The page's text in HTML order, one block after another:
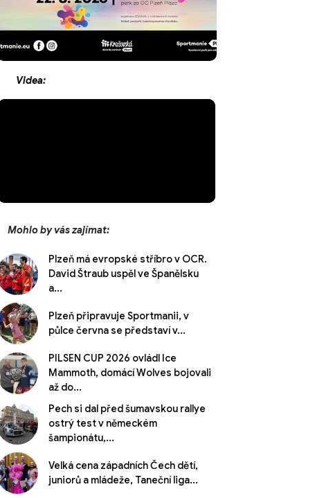
Videa:
Mohlo by vás zajímat:
Plzeň má evropské stříbro v OCR.
David Štraub uspěl ve Španělsku
a...
Plzeň připravuje Sportmanii, v
půlce června se představí v...
PILSEN CUP 2026 ovládl Ice
Mammoth, domácí Wolves bojovali
až do...
Pech si dal před šumavskou rallye
ostrý test v německém
šampionátu,...
Velká cena západních Čech dětí,
juniorů a mládeže, Taneční liga...